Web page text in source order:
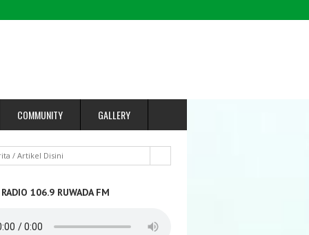
COMMUNITY GALLERY
106.9 RUWADA FM